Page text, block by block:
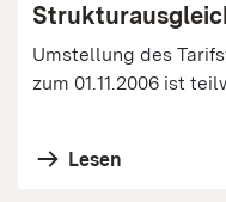
Umstellung des
zum 01.11.2006 ist
Lesen